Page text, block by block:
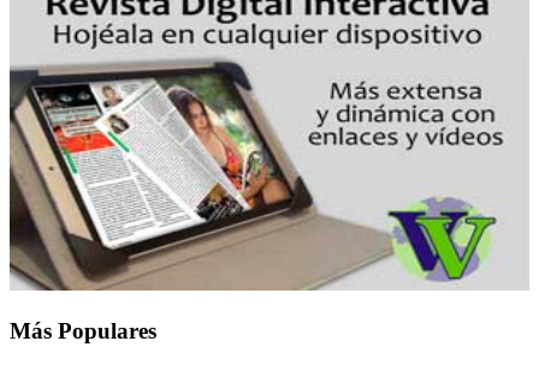
Más Populares